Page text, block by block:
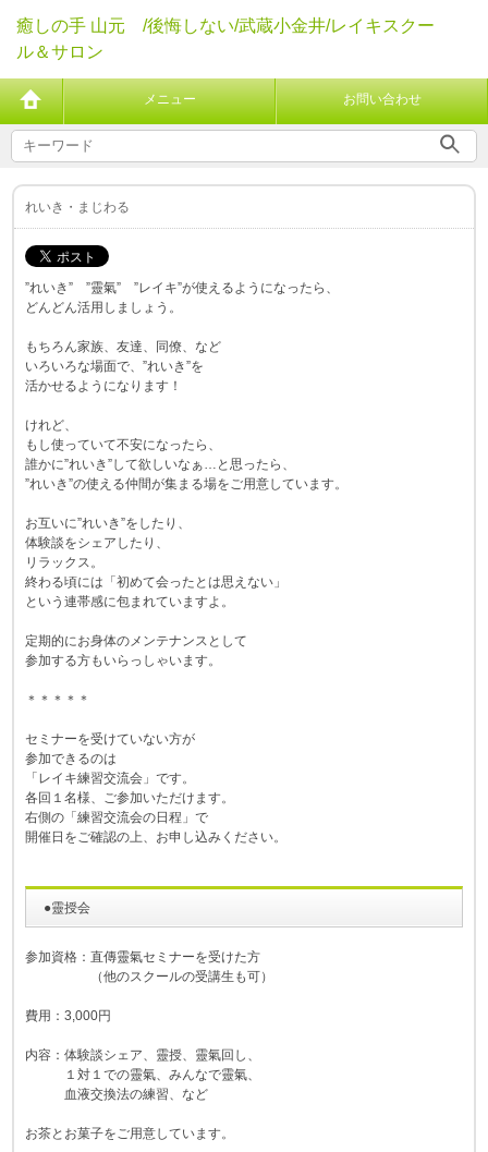
癒しの手 山元 /後悔しない/武蔵小金井/レイキスクー
ル＆サロン
メニュー お問い合わせ
れいき・まじわる
”れいき” ”靈氣” ”レイキ”が使えるようになったら、
どんどん活用しましょう。
もちろん家族、友達、同僚、など
いろいろな場面で、”れいき”を
活かせるようになります！
けれど、
もし使っていて不安になったら、
誰かに”れいき”して欲しいなぁ…と思ったら、
”れいき”の使える仲間が集まる場をご用意しています。
お互いに”れいき”をしたり、
体験談をシェアしたり、
リラックス。
終わる頃には「初めて会ったとは思えない」
という連帯感に包まれていますよ。
定期的にお身体のメンテナンスとして
参加する方もいらっしゃいます。
＊＊＊＊＊
セミナーを受けていない方が
参加できるのは
「レイキ練習交流会」です。
各回１名様、ご参加いただけます。
右側の「練習交流会の日程」で
開催日をご確認の上、お申し込みください。
●靈授会
参加資格：直傳靈氣セミナーを受けた方
（他のスクールの受講生も可）
費用：3,000円
内容：体験談シェア、靈授、靈氣回し、
１対１での靈氣、みんなで靈氣、
血液交換法の練習、など
お茶とお菓子をご用意しています。